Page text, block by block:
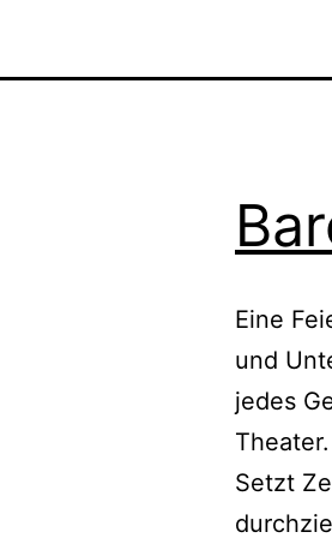
Eine
und
jedes
Setzt